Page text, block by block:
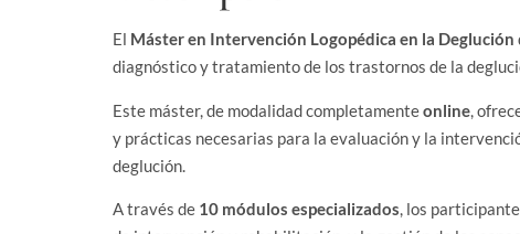
El Máster en Intervención Logopédica en la Deglución
diagnóstico y tratamiento de los trastornos de la
Este máster, de modalidad completamenteonline,
y prácticas necesarias para la evaluación y la
deglución.
A través de 10 módulos especializados, los